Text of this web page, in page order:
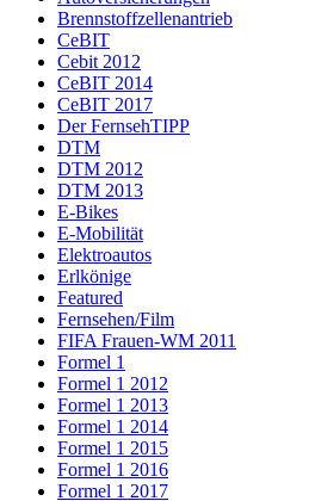
Brennstoffzellenantrieb
CeBIT
Cebit 2012
CeBIT 2014
CeBIT 2017
Der FernsehTIPP
DTM
DTM 2012
DTM 2013
E-Bikes
E-Mobilität
Elektroautos
Erlkönige
Featured
Fernsehen/Film
FIFA Frauen-WM 2011
Formel 1
Formel 1 2012
Formel 1 2013
Formel 1 2014
Formel 1 2015
Formel 1 2016
Formel 1 2017